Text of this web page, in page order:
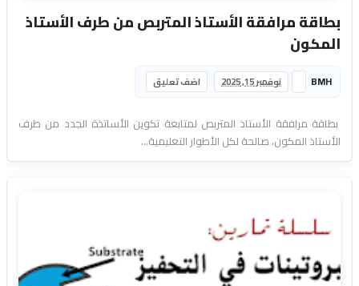
بطاقة مرافقة الأستاذ المتربص من طرف الأستاذ
المكون
BMH نوفمبر 15, 2025 اضف تعليق
بطاقة مرافقة الأستاذ المتربص لمتابعة تكوين الأساتذة الجدد من طرف
الأستاذ المكون، صالحة لكل الأطوار التعليمية...